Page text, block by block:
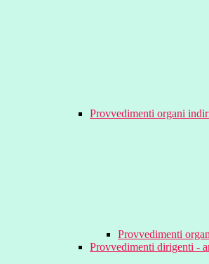
Provvedimenti organi
Provvedimenti
Provvedimenti dirigenti -